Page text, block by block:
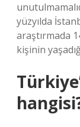
yüzyılda
araştırmada
kişinin